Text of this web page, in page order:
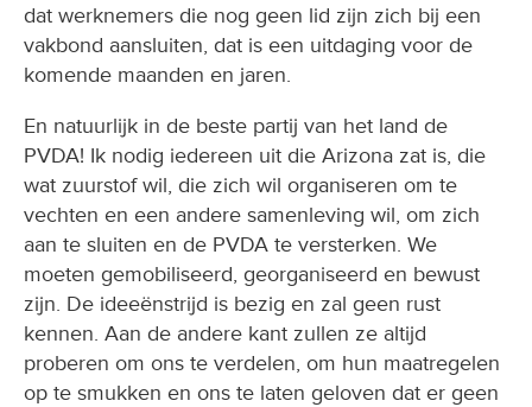
dat werknemers die nog geen lid zijn zich bij een
vakbond aansluiten, dat is een uitdaging voor de
komende maanden en jaren.
En natuurlijk in de beste partij van het land de
PVDA! Ik nodig iedereen uit die Arizona zat is, die
wat zuurstof wil, die zich wil organiseren om te
vechten en een andere samenleving wil, om zich
aan te sluiten en de PVDA te versterken. We
moeten gemobiliseerd, georganiseerd en bewust
zijn. De ideeënstrijd is bezig en zal geen rust
kennen. Aan de andere kant zullen ze altijd
proberen om ons te verdelen, om hun maatregelen
op te smukken en ons te laten geloven dat er geen